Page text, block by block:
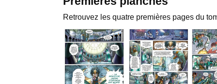
Retrouvez les quatre premières pages du